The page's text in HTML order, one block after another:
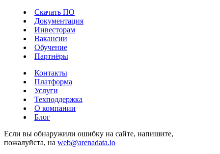
Скачать ПО
Документация
Инвесторам
Вакансии
Обучение
Партнёры
Контакты
Платформа
Услуги
Техподдержка
О компании
Блог
Если вы обнаружили ошибку на сайте, напишите,
пожалуйста, на web@arenadata.io